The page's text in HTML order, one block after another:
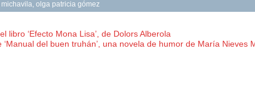
michavila olga patricia gómez
libro ‘Efecto Mona Lisa’, de Dolors Alberola
‘Manual del buen truhán’, una novela de humor de María Nieves